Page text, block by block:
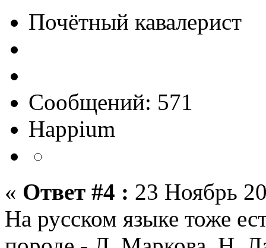
Почётный кавалерист
Сообщений: 571
Happium
« Ответ #4 : 23 Ноябрь
На русском языке тоже